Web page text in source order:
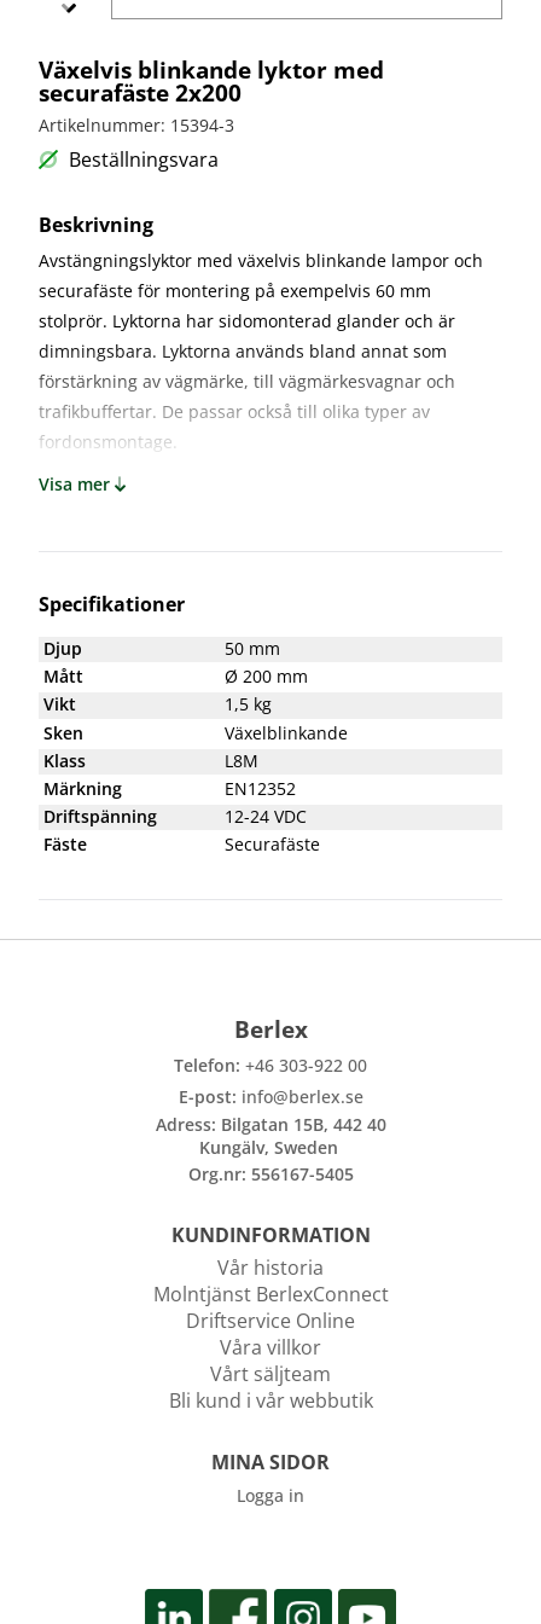
Skyltbågar
och övriga
skyltar
Stolpar
vägvård
B3 med
blink
Nödutgång
till
kravallstaket
Specialskyltar
Specialskyltar
A
Specialskyltar
J
Specialskyltar
T
Specialskyltar
Växelvis blinkande lyktor med
securafäste 2x200
Artikelnummer: 15394-3
Beställningsvara
Beskrivning
Avstängningslyktor med växelvis blinkande lampor och
securafäste för montering på exempelvis 60 mm
stolprör. Lyktorna har sidomonterad glander och är
dimningsbara. Lyktorna används bland annat som
förstärkning av vägmärke, till vägmärkesvagnar och
trafikbuffertar. De passar också till olika typer av
fordonsmontage.
Visa mer
Specifikationer
Djup
50 mm
Mått
Ø 200 mm
Vikt
1,5 kg
Sken
Växelblinkande
Klass
L8M
Märkning
EN12352
Driftspänning
12-24 VDC
Fäste
Securafäste
Berlex
Telefon: +46 303-922 00
E-post: info@berlex.se
Adress: Bilgatan 15B, 442 40
Kungälv, Sweden
Org.nr: 556167-5405
KUNDINFORMATION
Vår historia
Molntjänst BerlexConnect
Driftservice Online
Våra villkor
Vårt säljteam
Bli kund i vår webbutik
MINA SIDOR
Logga in